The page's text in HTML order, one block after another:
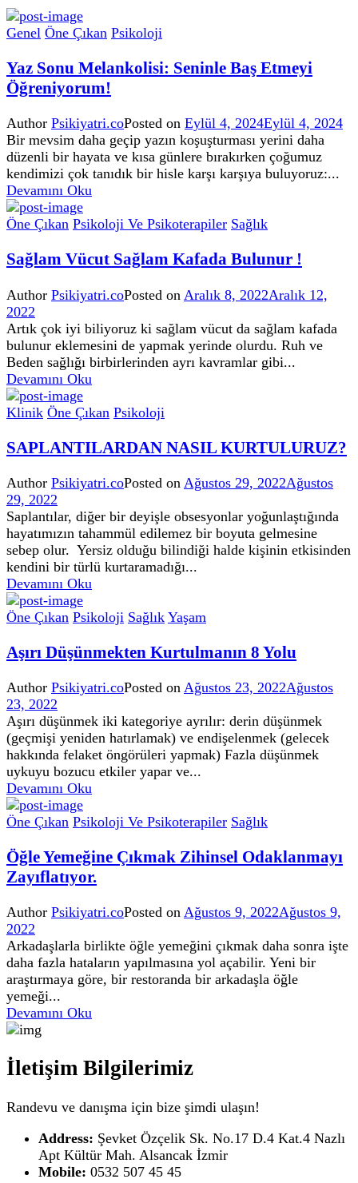
Genel Öne Çıkan Psikoloji
Yaz Sonu Melankolisi: Seninle Baş Etmeyi
Öğreniyorum!
Author Psikiyatri.coPosted on Eylül 4, 2024Eylül 4, 2024
Bir mevsim daha geçip yazın koşuşturması yerini daha
düzenli bir hayata ve kısa günlere bırakırken çoğumuz
kendimizi çok tanıdık bir hisle karşı karşıya buluyoruz:...
Devamını Oku
Öne Çıkan Psikoloji Ve Psikoterapiler Sağlık
Sağlam Vücut Sağlam Kafada Bulunur !
Author Psikiyatri.coPosted on Aralık 8, 2022Aralık 12,
2022
Artık çok iyi biliyoruz ki sağlam vücut da sağlam kafada
bulunur eklemesini de yapmak yerinde olurdu. Ruh ve
Beden sağlığı birbirlerinden ayrı kavramlar gibi...
Devamını Oku
Klinik Öne Çıkan Psikoloji
SAPLANTILARDAN NASIL KURTULURUZ?
Author Psikiyatri.coPosted on Ağustos 29, 2022Ağustos
29, 2022
Saplantılar, diğer bir deyişle obsesyonlar yoğunlaştığında
hayatımızın tahammül edilemez bir boyuta gelmesine
sebep olur. Yersiz olduğu bilindiği halde kişinin etkisinden
kendini bir türlü kurtaramadığı...
Devamını Oku
Öne Çıkan Psikoloji Sağlık Yaşam
Aşırı Düşünmekten Kurtulmanın 8 Yolu
Author Psikiyatri.coPosted on Ağustos 23, 2022Ağustos
23, 2022
Aşırı düşünmek iki kategoriye ayrılır: derin düşünmek
(geçmişi yeniden hatırlamak) ve endişelenmek (gelecek
hakkında felaket öngörüleri yapmak) Fazla düşünmek
uykuyu bozucu etkiler yapar ve...
Devamını Oku
Öne Çıkan Psikoloji Ve Psikoterapiler Sağlık
Öğle Yemeğine Çıkmak Zihinsel Odaklanmayı
Zayıflatıyor.
Author Psikiyatri.coPosted on Ağustos 9, 2022Ağustos 9,
2022
Arkadaşlarla birlikte öğle yemeğini çıkmak daha sonra işte
daha fazla hataların yapılmasına yol açabilir. Yeni bir
araştırmaya göre, bir restoranda bir arkadaşla öğle
yemeği...
Devamını Oku
İletişim Bilgilerimiz
Randevu ve danışma için bize şimdi ulaşın!
Address: Şevket Özçelik Sk. No.17 D.4 Kat.4 Nazlı
Apt Kültür Mah. Alsancak İzmir
Mobile: 0532 507 45 45